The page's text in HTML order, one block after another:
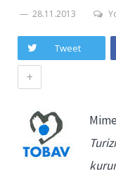
28.11.2013
Tweet
+